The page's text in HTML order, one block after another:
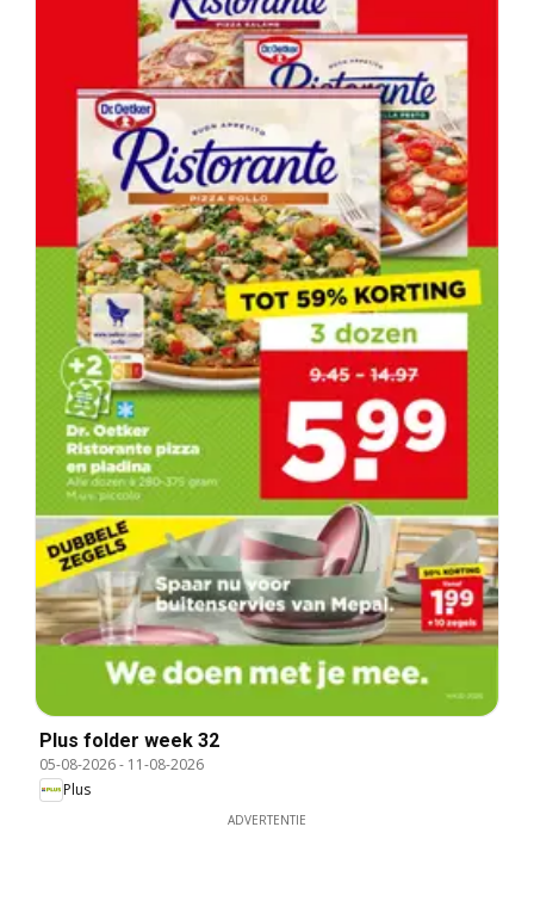
Plus folder week 32
05-08-2026- 11-08-2026
Plus
ADVERTENTIE